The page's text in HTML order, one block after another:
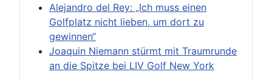
Alejandro del Rey: „Ich muss einen
Golfplatz nicht lieben, um dort zu
gewinnen“
Joaquin Niemann stürmt mit Traumrunde
an die Spitze bei LIV Golf New York